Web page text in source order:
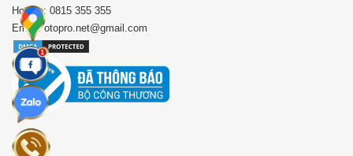
Hotline: 0815 355 355
Email: otopro.net@gmail.com